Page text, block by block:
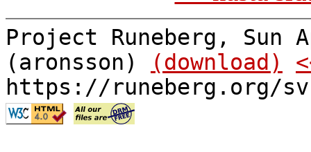
Project Runeberg, Sun
(aronsson)
(download)
https://runeberg.org/